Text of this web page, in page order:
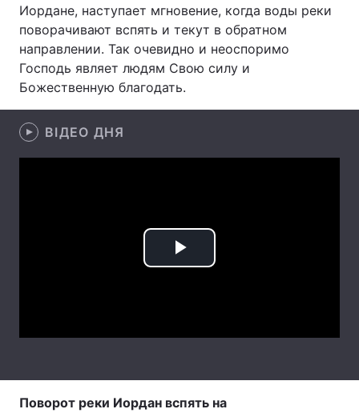
Зброя Інциденти
Здоров'я Туризм
Цікавинки Погода
Екологія
Статті
Думки
Иордане, наступает мгновение, когда воды реки
поворачивают вспять и текут в обратном
направлении. Так очевидно и неоспоримо
Господь являет людям Свою силу и
Божественную благодать.
ВІДЕО ДНЯ
Play
Поворот реки Иордан вспять на